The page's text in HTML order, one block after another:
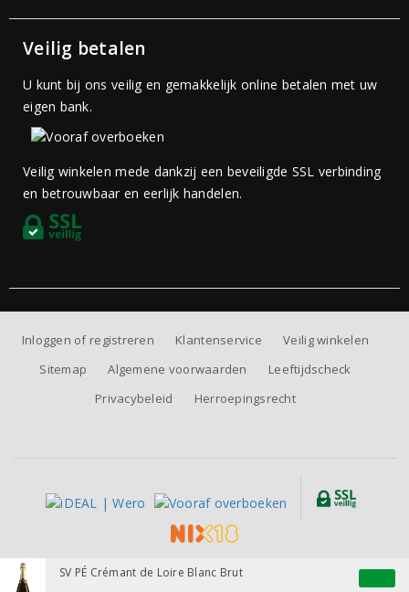
SV PÉ Crémant de Loire Blanc Brut
Veilig betalen
U kunt bij ons veilig en gemakkelijk online betalen met uw
eigen bank.
Veilig winkelen mede dankzij een beveiligde SSL verbinding
en betrouwbaar en eerlijk handelen.
Inloggen of registreren Klantenservice
Veilig winkelen
Sitemap
Algemene voorwaarden
Leeftijdscheck
Privacybeleid
Herroepingsrecht
Alle prijzen zijn inclusief BTW, exclusief eventuele verzendkosten.